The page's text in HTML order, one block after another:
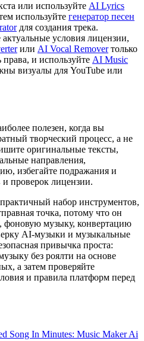
или используйте AI Lyrics
используйте генератор песен
для создания трека.
актуальные условия лицензии,
или AI Vocal Removerтолько
права, и используйте AI Music
визуалы для YouTube или
полезен, когда вы
творческий процесс, а не
оригинальные тексты,
направления,
избегайте подражания и
и проверок лицензии.
набор инструментов,
точка, потому что он
фоновую музыку, конвертацию
AI-музыки и музыкальные
привычка проста:
без роялти на основе
а затем проверяйте
и правила платформ перед
Song In Minutes: Music Maker Ai